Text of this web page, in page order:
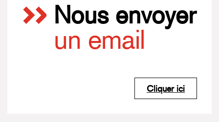
Nous envoyer
un email
Cliquer ici